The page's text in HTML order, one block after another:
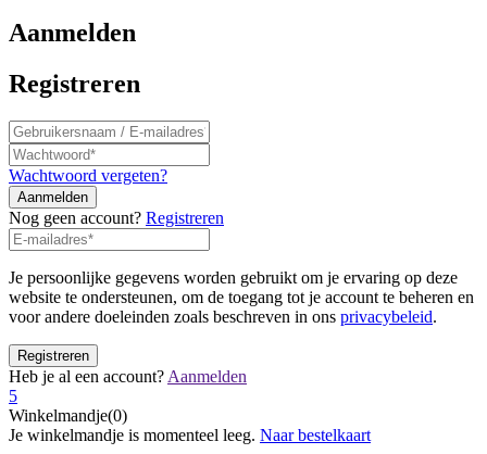
Aanmelden
Registreren
Wachtwoord vergeten?
Nog geen account? Registreren
Je persoonlijke gegevens worden gebruikt om je ervaring op deze
website te ondersteunen, om de toegang tot je account te beheren en
voor andere doeleinden zoals beschreven in ons privacybeleid.
Heb je al een account? Aanmelden
5
Winkelmandje(0)
Je winkelmandje is momenteel leeg. Naar bestelkaart